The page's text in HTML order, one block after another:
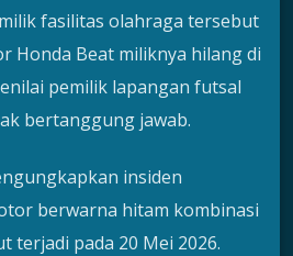
fasilitas olahraga tersebut
Honda Beat miliknya hilang di
pemilik lapangan futsal
bertanggung jawab.
insiden
berwarna hitam kombinasi
terjadi pada 20 Mei 2026.